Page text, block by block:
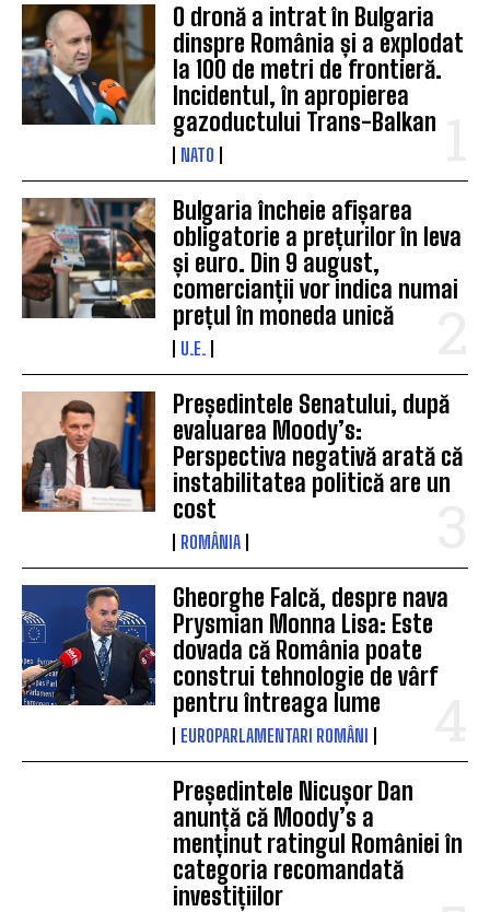
O dronă a intrat în Bulgaria
dinspre România și a explodat
la 100 de metri de frontieră.
Incidentul, în apropierea
gazoductului Trans-Balkan
NATO
Bulgaria încheie afișarea
obligatorie a prețurilor în leva
și euro. Din 9 august,
comercianții vor indica numai
prețul în moneda unică
U.E.
Președintele Senatului, după
evaluarea Moody’s:
Perspectiva negativă arată că
instabilitatea politică are un
cost
ROMÂNIA
Gheorghe Falcă, despre nava
Prysmian Monna Lisa: Este
dovada că România poate
construi tehnologie de vârf
pentru întreaga lume
EUROPARLAMENTARI ROMÂNI
Președintele Nicușor Dan
anunță că Moody’s a
menținut ratingul României în
categoria recomandată
investițiilor